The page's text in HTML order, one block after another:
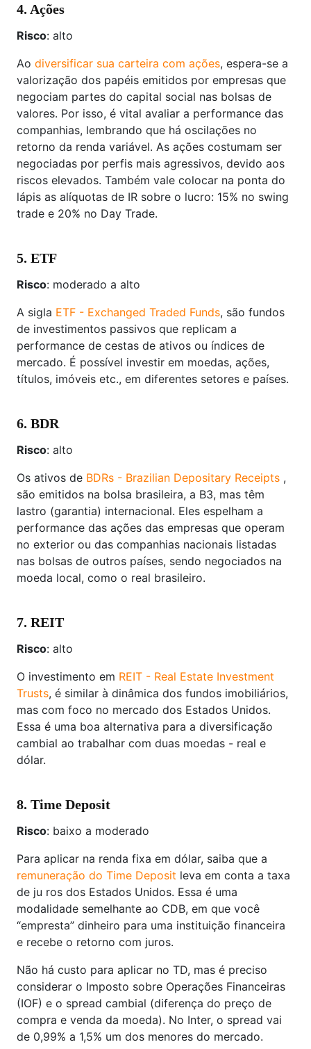
4. Ações
Risco: alto
Ao diversificar sua carteira com ações, espera-se a
valorização dos papéis emitidos por empresas que
negociam partes do capital social nas bolsas de
valores. Por isso, é vital avaliar a performance das
companhias, lembrando que há oscilações no
retorno da renda variável. As ações costumam ser
negociadas por perfis mais agressivos, devido aos
riscos elevados. Também vale colocar na ponta do
lápis as alíquotas de IR sobre o lucro: 15% no swing
trade e 20% no Day Trade.
5. ETF
Risco: moderado a alto
A sigla ETF - Exchanged Traded Funds, são fundos
de investimentos passivos que replicam a
performance de cestas de ativos ou índices de
mercado. É possível investir em moedas, ações,
títulos, imóveis etc., em diferentes setores e países.
6. BDR
Risco: alto
Os ativos de BDRs - Brazilian Depositary Receipts ,
são emitidos na bolsa brasileira, a B3, mas têm
lastro (garantia) internacional. Eles espelham a
performance das ações das empresas que operam
no exterior ou das companhias nacionais listadas
nas bolsas de outros países, sendo negociados na
moeda local, como o real brasileiro.
7. REIT
Risco: alto
O investimento em REIT - Real Estate Investment
Trusts, é similar à dinâmica dos fundos imobiliários,
mas com foco no mercado dos Estados Unidos.
Essa é uma boa alternativa para a diversificação
cambial ao trabalhar com duas moedas - real e
dólar.
8. Time Deposit
Risco: baixo a moderado
Para aplicar na renda fixa em dólar, saiba que a
remuneração do Time Deposit leva em conta a taxa
de ju ros dos Estados Unidos. Essa é uma
modalidade semelhante ao CDB, em que você
“empresta” dinheiro para uma instituição financeira
e recebe o retorno com juros.
Não há custo para aplicar no TD, mas é preciso
considerar o Imposto sobre Operações Financeiras
(IOF) e o spread cambial (diferença do preço de
compra e venda da moeda). No Inter, o spread vai
de 0,99% a 1,5% um dos menores do mercado.